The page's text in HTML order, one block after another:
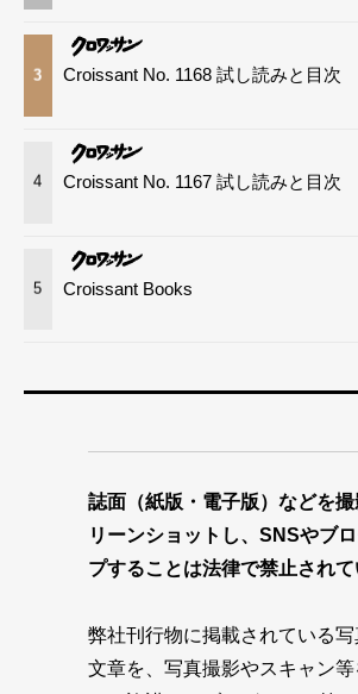
3 Croissant No. 1168 試し読みと目次
4 Croissant No. 1167 試し読みと目次
5 Croissant Books
誌面（紙版・電子版）などを撮
リーンショットし、SNSやブ
プすることは法律で禁止されて
弊社刊行物に掲載されている
文章を、写真撮影やスキャン等